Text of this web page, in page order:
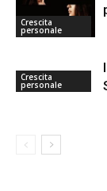
Crescita
personale
Crescita
personale